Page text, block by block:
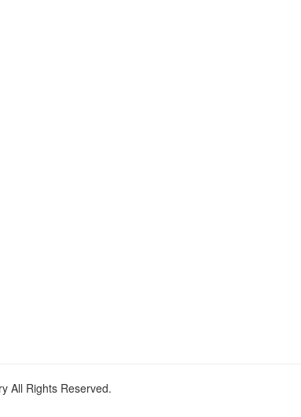
All Rights Reserved.